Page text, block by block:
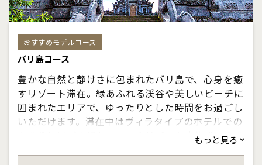
おすすめモデルコース
バリ島コース
豊かな自然と静けさに包まれたバリ島で、心身を癒
すリゾート滞在。緑あふれる渓谷や美しいビーチに
囲まれたエリアで、ゆったりとした時間をお過ごし
いただけます。滞在中はヴィラタイプのホテルでの
んびりと過ごすほか、スパやリゾート内施設でのひ
もっと見る